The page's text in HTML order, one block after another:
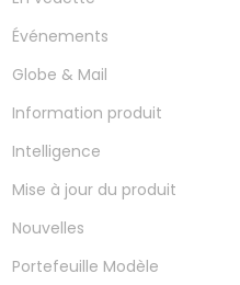
Événements
Globe & Mail
Information produit
Intelligence
Mise à jour du produit
Nouvelles
Portefeuille Modèle